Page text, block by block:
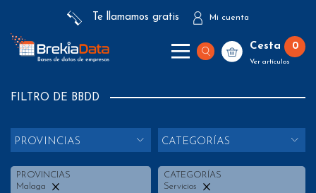
Te llamamos gratis Mi cuenta
Cesta 0
Ver artículos
FILTRO DE BBDD
PROVINCIAS
PROVINCIAS
Malaga
CATEGORÍAS
CATEGORÍAS
Servicios